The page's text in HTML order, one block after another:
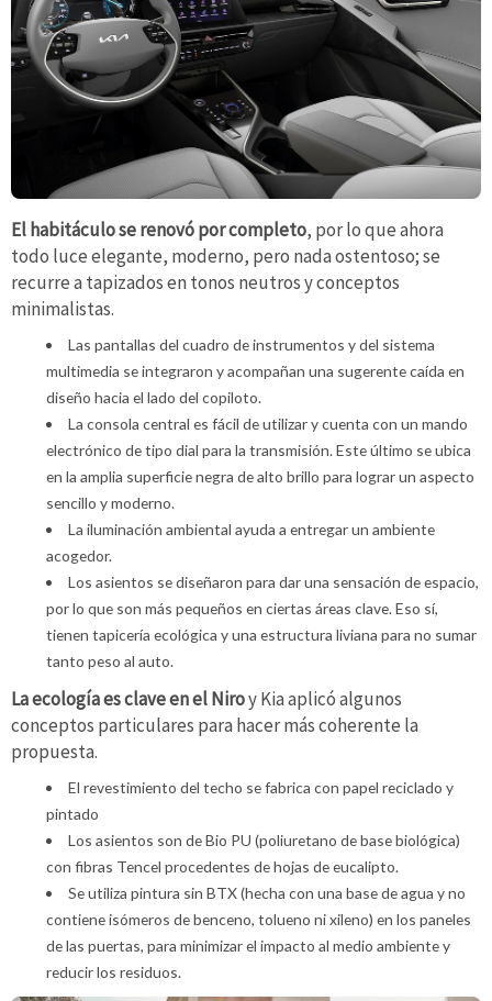
El habitáculo se renovó por completo, por lo que ahora
todo luce elegante, moderno, pero nada ostentoso; se
recurre a tapizados en tonos neutros y conceptos
minimalistas.
Las pantallas del cuadro de instrumentos y del sistema
multimedia se integraron y acompañan una sugerente caída en
diseño hacia el lado del copiloto.
La consola central es fácil de utilizar y cuenta con un mando
electrónico de tipo dial para la transmisión. Este último se ubica
en la amplia superficie negra de alto brillo para lograr un aspecto
sencillo y moderno.
La iluminación ambiental ayuda a entregar un ambiente
acogedor.
Los asientos se diseñaron para dar una sensación de espacio,
por lo que son más pequeños en ciertas áreas clave. Eso sí,
tienen tapicería ecológica y una estructura liviana para no sumar
tanto peso al auto.
La ecología es clave en el Niroy Kia aplicó algunos
conceptos particulares para hacer más coherente la
propuesta.
El revestimiento del techo se fabrica con papel reciclado y
pintado
Los asientos son de Bio PU (poliuretano de base biológica)
con fibras Tencel procedentes de hojas de eucalipto.
Se utiliza pintura sin BTX (hecha con una base de agua y no
contiene isómeros de benceno, tolueno ni xileno) en los paneles
de las puertas, para minimizar el impacto al medio ambiente y
reducir los residuos.